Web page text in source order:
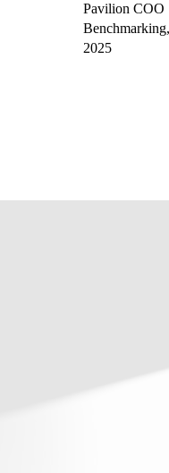
Pavilion COO
Benchmarking,
2025